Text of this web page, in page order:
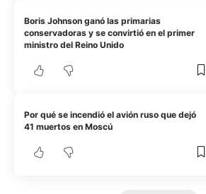
Boris Johnson ganó las primarias
conservadoras y se convirtió en el primer
ministro del Reino Unido
Por qué se incendió el avión ruso que dejó
41 muertos en Moscú